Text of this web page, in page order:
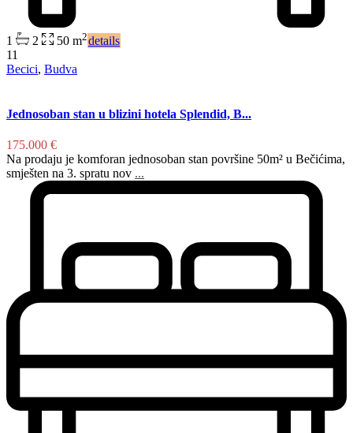
1 2 50 m2details
11
Becici, Budva
Jednosoban stan u blizini hotela Splendid, B...
175.000 €
Na prodaju je komforan jednosoban stan površine 50m² u Bečićima,
smješten na 3. spratu nov ...